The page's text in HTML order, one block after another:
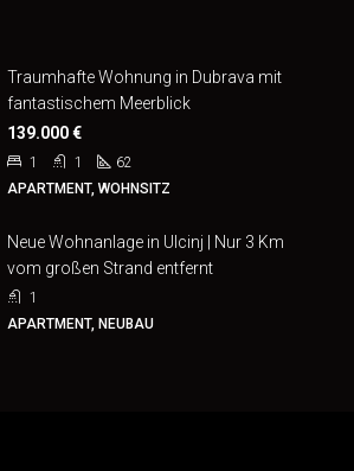
Traumhafte Wohnung in Dubrava mit
fantastischem Meerblick
139.000 €
1 1
62
APARTMENT, WOHNSITZ
Neue Wohnanlage in Ulcinj | Nur 3 Km
vom großen Strand entfernt
1
APARTMENT, NEUBAU